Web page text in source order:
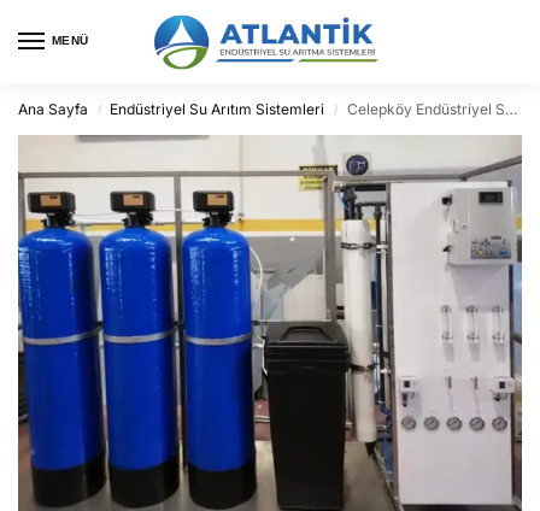
MENÜ
Ana Sayfa / Endüstriyel Su Arıtım Sistemleri / Celepköy Endüstriyel Su Arıtma